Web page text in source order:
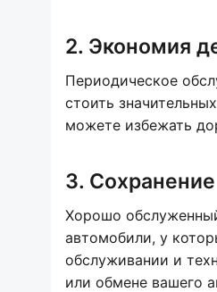
2. Экономия
Периодическое
стоить
можете избежать
3.
Хорошо
автомобили, у
обслуживании и
или обмене вашего